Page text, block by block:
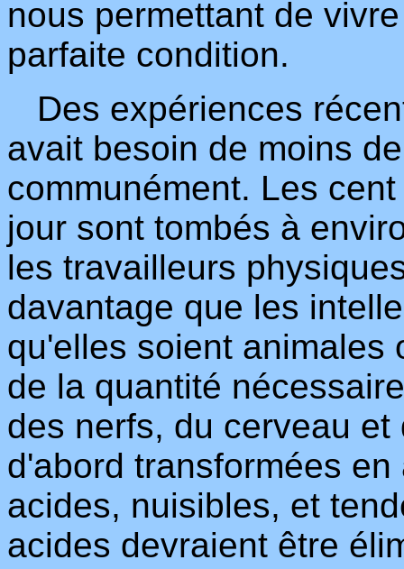
nous permettant de
parfaite condition.
Des expériences
avait besoin de moins
communément. Les
jour sont tombés à
les travailleurs
davantage que les
qu'elles soient animales
de la quantité
des nerfs, du cerveau
d'abord transformées
acides, nuisibles, et
acides devraient être